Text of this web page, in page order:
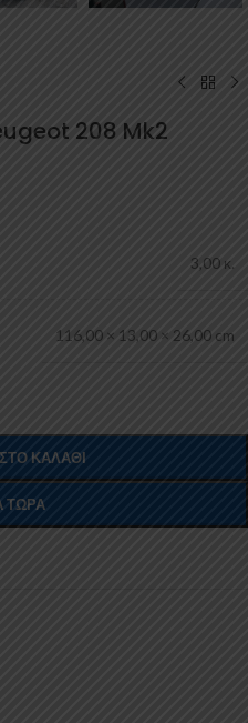
208 Mk2
3,00 κ.
116,00 × 13,00 × 26,00 cm
ΚΑΛΆΘΙ
ΤΏΡΑ